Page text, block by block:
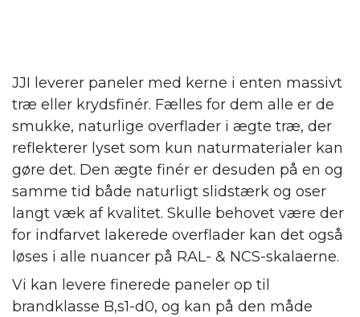
JJI leverer paneler med kerne i enten massivt
træ eller krydsfinér. Fælles for dem alle er de
smukke, naturlige overflader i ægte træ, der
reflekterer lyset som kun naturmaterialer kan
gøre det. Den ægte finér er desuden på en og
samme tid både naturligt slidstærk og oser
langt væk af kvalitet. Skulle behovet være der
for indfarvet lakerede overflader kan det også
løses i alle nuancer på RAL- & NCS-skalaerne.
Vi kan levere finerede paneler op til
brandklasse B,s1-d0, og kan på den måde